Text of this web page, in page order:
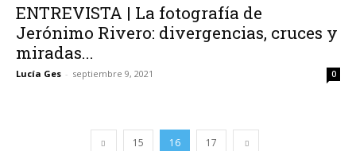
ENTREVISTA | La fotografía de
Jerónimo Rivero: divergencias, cruces y
miradas...
Lucía Ges - septiembre 9, 2021 0
15 16 17